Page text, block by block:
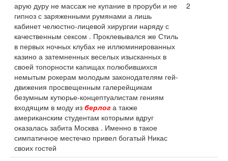
арую дуру не массаж не купание в проруби и не
гипноз с заряженными румянами а лишь
кабинет челюстно-лицевой хирургии наряду с
качественным сексом . Проклевывался же Стиль
в первых ночных клубах не иллюминированных
казино а затемненных веселых изысканных в
своей топорности капищах полюбившихся
немытым рокерам молодым законодателям гей-
движения просвещенным галерейщикам
безумным кутюрье-концептуалистам гениям
входящим в моду из берлог а также
американским студентам которыми вдруг
оказалась забита Москва . Именно в такое
симпатичное местечко привел богатый Никас
своих гостей
2